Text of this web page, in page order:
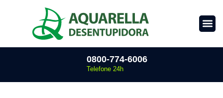
0800-774-6006
Telefone 24h